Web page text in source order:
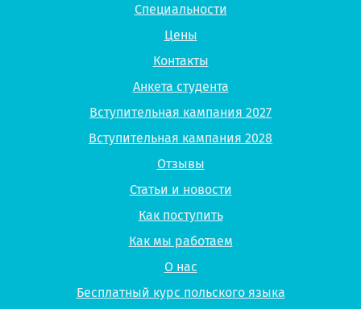
Специальности
Цены
Контакты
Анкета студента
Вступительная кампания 2027
Вступительная кампания 2028
Отзывы
Статьи и новости
Как поступить
Как мы работаем
О нас
Бесплатный курс польского языка